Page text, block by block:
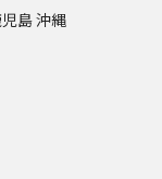
島沖縄